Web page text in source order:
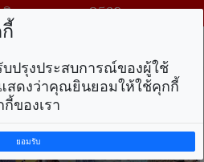
งหาคม พ.ศ. 2569
บปรุงประสบการณ์ของผู้ใช้
แสดงว่าคุณยินยอมให้ใช้คุกกี้
ของเรา
ยอมรับ